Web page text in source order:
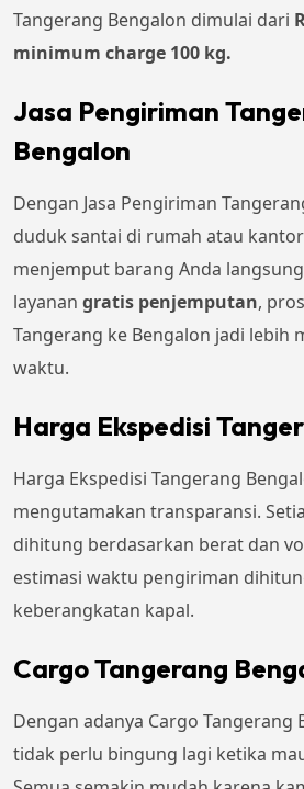
Tangerang Bengalon dimulai dari
minimum charge 100 kg.
Jasa Pengiriman
Bengalon
Dengan Jasa Pengiriman
duduk santai di rumah atau
menjemput barang Anda
layanan gratis penjemputan,
Tangerang ke Bengalon jadi lebih
waktu.
Harga Ekspedisi
Harga Ekspedisi Tangerang
mengutamakan transparansi.
dihitung berdasarkan berat dan
estimasi waktu pengiriman
keberangkatan kapal.
Cargo Tangerang
Dengan adanya Cargo Tangerang
tidak perlu bingung lagi ketika